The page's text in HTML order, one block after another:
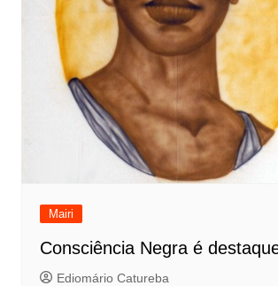
Mairi
Consciência Negra é
Ediomário Catureba